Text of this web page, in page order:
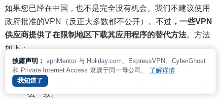
如果您已经在中国，也不是完全没有机会。我们不建议使用
政府批准的VPN（反正大多数都不公开）。不过 ，一些VPN
供应商提供了在限制地区下载其应用程序的替代方法。方法
如下：
使用移动热点或蜂窝数据。与Unicorn或中国电信等主
要互联网服务提供商提供的WiFi相比，限制往往不那
么一致。
披露声明： vpnMentor 与 Holiday.com、ExpressVPN、CyberGhost
和 Private Internet Access 隶属于同一母公司。 了解详情
我知道了